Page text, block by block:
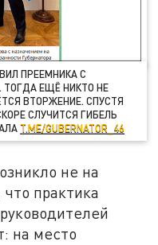
ПРЕЕМНИКА С
ЕЩЁ НИКТО НЕ
ВТОРЖЕНИЕ. СПУСТЯ
СЛУЧИТСЯ ГИБЕЛЬ
T.ME/GUBERNATOR_46
не на
практика
на место